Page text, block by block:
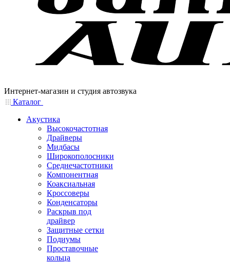
Интернет-магазин и студия автозвука
Каталог
Акустика
Высокочастотная
Драйверы
Мидбасы
Широкополосники
Среднечастотники
Компонентная
Коаксиальная
Кроссоверы
Конденсаторы
Раскрыв под
драйвер
Защитные сетки
Подиумы
Проставочные
кольца